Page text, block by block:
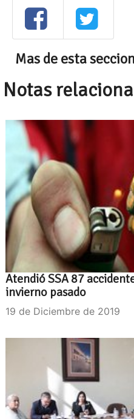
Mas de esta
Notas
Atendió SSA 87
invierno pasado
19 de Diciembre de 2019